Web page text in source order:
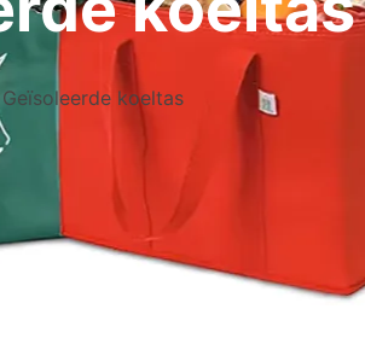
Geïsoleerde koeltas